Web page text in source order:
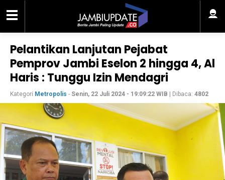
Pelantikan Lanjutan Pejabat
Pemprov Jambi Eselon 2 hingga 4, Al
Haris : Tunggu Izin Mendagri
Kategori Metropolis - Senin, 22 Juli 2024 - 19:09:22 WIB | Dibaca: 4802